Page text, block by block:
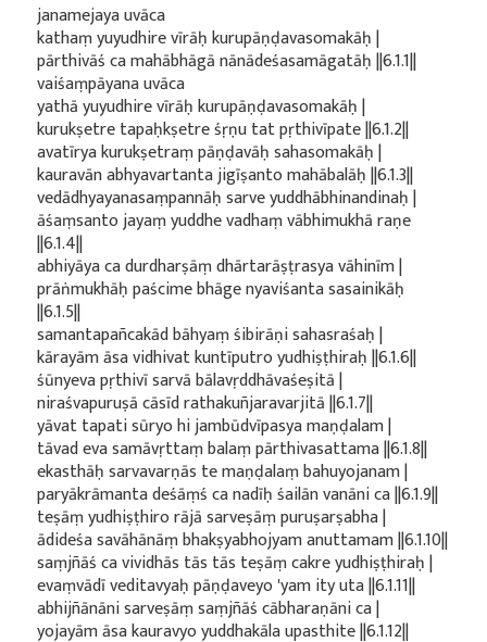
janamejaya uvāca
kathaṃ yuyudhire vīrāḥ kurupāṇḍavasomakāḥ |
pārthivāś ca mahābhāgā nānādeśasamāgatāḥ ||6.1.1||
vaiśaṃpāyana uvāca
yathā yuyudhire vīrāḥ kurupāṇḍavasomakāḥ |
kurukṣetre tapaḥkṣetre śṛṇu tat pṛthivīpate ||6.1.2||
avatīrya kurukṣetraṃ pāṇḍavāḥ sahasomakāḥ |
kauravān abhyavartanta jigīṣanto mahābalāḥ ||6.1.3||
vedādhyayanasaṃpannāḥ sarve yuddhābhinandinaḥ |
āśaṃsanto jayaṃ yuddhe vadhaṃ vābhimukhā raṇe
||6.1.4||
abhiyāya ca durdharṣāṃ dhārtarāṣṭrasya vāhinīm |
prāṅmukhāḥ paścime bhāge nyaviśanta sasainikāḥ
||6.1.5||
samantapañcakād bāhyaṃ śibirāṇi sahasraśaḥ |
kārayām āsa vidhivat kuntīputro yudhiṣṭhiraḥ ||6.1.6||
śūnyeva pṛthivī sarvā bālavṛddhāvaśeṣitā |
niraśvapuruṣā cāsīd rathakuñjaravarjitā ||6.1.7||
yāvat tapati sūryo hi jambūdvīpasya maṇḍalam |
tāvad eva samāvṛttaṃ balaṃ pārthivasattama ||6.1.8||
ekasthāḥ sarvavarṇās te maṇḍalaṃ bahuyojanam |
paryākrāmanta deśāṃś ca nadīḥ śailān vanāni ca ||6.1.9||
teṣāṃ yudhiṣṭhiro rājā sarveṣāṃ puruṣarṣabha |
ādideśa savāhānāṃ bhakṣyabhojyam anuttamam ||6.1.10||
saṃjñāś ca vividhās tās tās teṣāṃ cakre yudhiṣṭhiraḥ |
evaṃvādī veditavyaḥ pāṇḍaveyo 'yam ity uta ||6.1.11||
abhijñānāni sarveṣāṃ saṃjñāś cābharaṇāni ca |
yojayām āsa kauravyo yuddhakāla upasthite ||6.1.12||